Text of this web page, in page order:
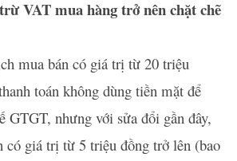
VAT mua hàng trở nên chặt chẽ
mua bán có giá trị từ 20 triệu
toán không dùng tiền mặt để
GTGT, nhưng với sửa đổi gần đây,
có giá trị từ 5 triệu đồng trở lên (bao